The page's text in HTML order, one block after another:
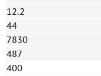
12.2
44
7830
487
400